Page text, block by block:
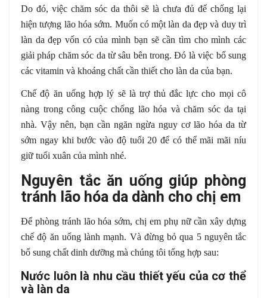
Do đó, việc chăm sóc da thôi sẽ là chưa đủ để chống lại
hiện tượng lão hóa sớm. Muốn có một làn da đẹp và duy trì
làn da đẹp vốn có của mình bạn sẽ cần tìm cho mình các
giải pháp chăm sóc da từ sâu bên trong. Đó là việc bổ sung
các vitamin và khoáng chất cần thiết cho làn da của bạn.
Chế độ ăn uống hợp lý sẽ là trợ thủ đắc lực cho mọi cô
nàng trong công cuộc chống lão hóa và chăm sóc da tại
nhà. Vậy nên, bạn cần ngăn ngừa nguy cơ lão hóa da từ
sớm ngay khi bước vào độ tuổi 20 để có thể mãi mãi níu
giữ tuổi xuân của mình nhé.
Nguyên tắc ăn uống giúp phòng
tránh lão hóa da dành cho chị em
Để phòng tránh lão hóa sớm, chị em phụ nữ cần xây dựng
chế độ ăn uống lành mạnh. Và đừng bỏ qua 5 nguyên tắc
bổ sung chất dinh dưỡng mà chúng tôi tổng hợp sau:
Nước luôn là nhu cầu thiết yếu của cơ thể
và làn da